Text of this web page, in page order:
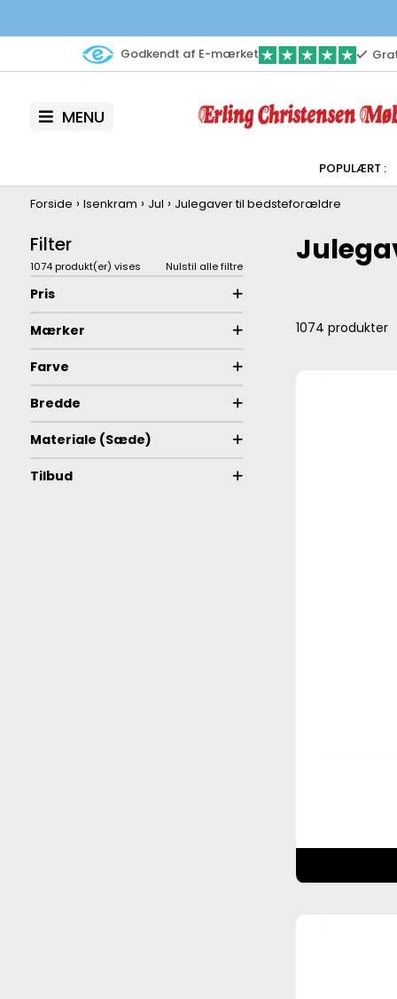
Godkendt af E-mærket
MENU
Filter
1074 produkt(er) vises Nulstil alle filtre
Pris
Mærker
Farve
Bredde
Materiale (Sæde)
Tilbud
Forside › Isenkram › Jul › Julegaver til bedsteforældre
1074 produkter